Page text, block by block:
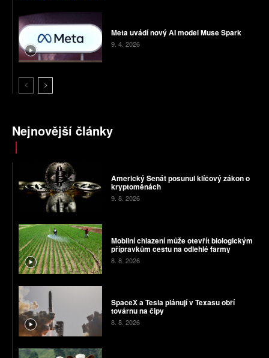
Meta uvádí nový AI model Muse Spark
9. 4. 2026
Nejnovější články
Americký Senát posunul klíčový zákon o
kryptoměnách
9. 8. 2026
Mobilní chlazení může otevřít biologickým
přípravkům cestu na odlehlé farmy
8. 8. 2026
SpaceX a Tesla plánují v Texasu obří
továrnu na čipy
8. 8. 2026